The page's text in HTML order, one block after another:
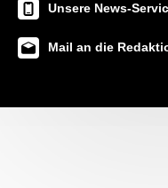
Unsere News-
Mail an die